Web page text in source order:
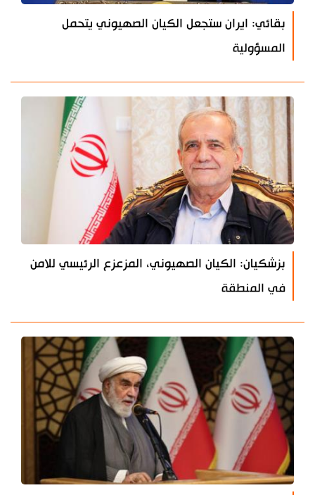
بقائي: ايران ستجعل الكيان الصهيوني يتحمل
المسؤولية
بزشكيان: الكيان الصهيوني، المزعزع الرئيسي للامن
في المنطقة